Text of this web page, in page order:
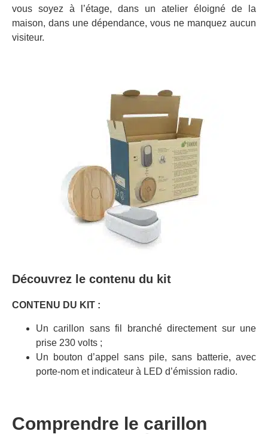
vous soyez à l’étage, dans un atelier éloigné de la
maison, dans une dépendance, vous ne manquez aucun
visiteur.
Découvrez le contenu du kit
CONTENU DU KIT :
Un carillon sans fil branché directement sur une
prise 230 volts ;
Un bouton d’appel sans pile, sans batterie, avec
porte-nom et indicateur à LED d’émission radio.
Comprendre le carillon